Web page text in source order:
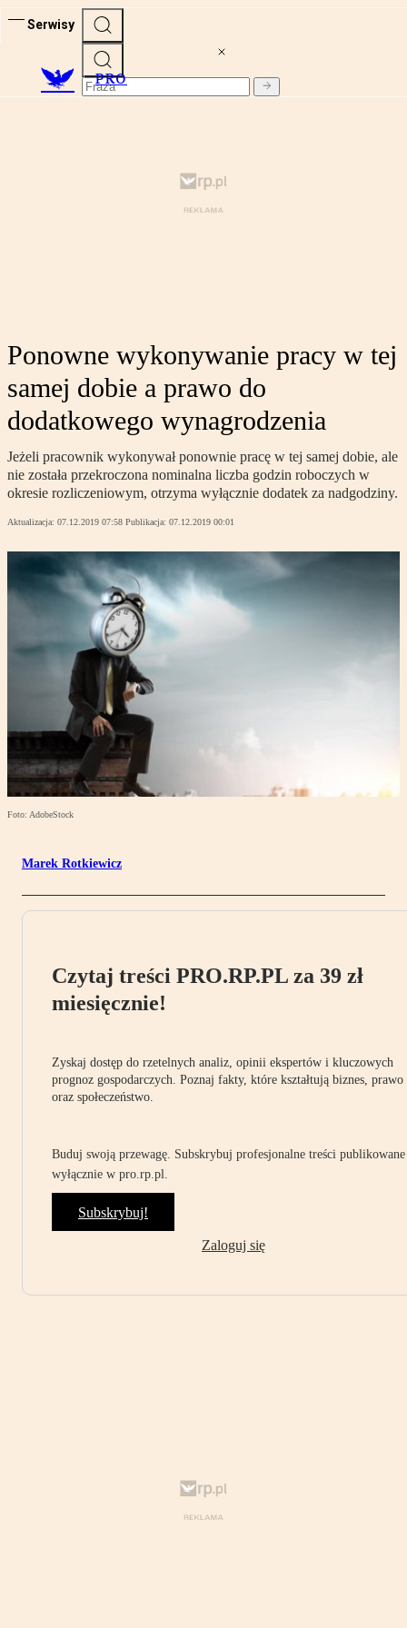
Serwisy
PRO
Ponowne wykonywanie pracy w tej
samej dobie a prawo do
dodatkowego wynagrodzenia
Jeżeli pracownik wykonywał ponownie pracę w tej samej dobie, ale
nie została przekroczona nominalna liczba godzin roboczych w
okresie rozliczeniowym, otrzyma wyłącznie dodatek za nadgodziny.
Aktualizacja: 07.12.2019 07:58 Publikacja: 07.12.2019 00:01
Foto: AdobeStock
Marek Rotkiewicz
Czytaj treści PRO.RP.PL za 39 zł
miesięcznie!
Zyskaj dostęp do rzetelnych analiz, opinii ekspertów i kluczowych
prognoz gospodarczych. Poznaj fakty, które kształtują biznes, prawo
oraz społeczeństwo.
Buduj swoją przewagę. Subskrybuj profesjonalne treści publikowane
wyłącznie w pro.rp.pl.
Subskrybuj!
Zaloguj się